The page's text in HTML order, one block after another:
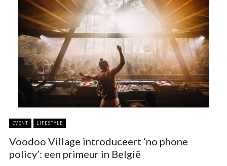
EVENT LIFESTYLE
Voodoo Village introduceert ‘no phone
policy’: een primeur in België